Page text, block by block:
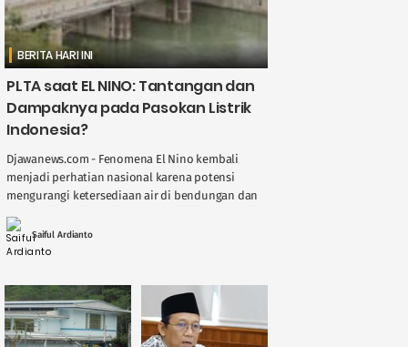
BERITA HARI INI
PLTA saat EL NINO: Tantangan dan
Dampaknya pada Pasokan Listrik
Indonesia?
Djawanews.com - Fenomena El Nino kembali
menjadi perhatian nasional karena potensi
mengurangi ketersediaan air di bendungan dan
Pembangkit Listrik Tenaga Air ( ....
Saiful Ardianto